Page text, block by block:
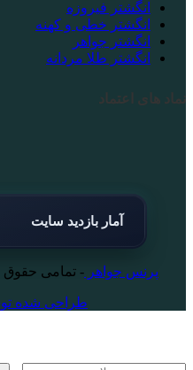
انگشتر فیروزه
انگشتر خطی و کهنه
انگشتر جواهر
انگشتر طلا مردانه
نماد های اعتماد
آمار بازدید سایت
پرنس جواهر - تمامی
طراحی شده